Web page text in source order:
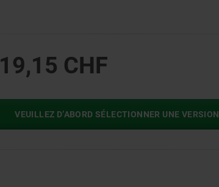
19,15 CHF
VEUILLEZ D’ABORD SÉLECTIONNER UNE VERSION